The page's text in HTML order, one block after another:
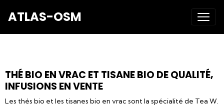
ATLAS-OSM
THÉ BIO EN VRAC ET TISANE BIO DE QUALITÉ,
INFUSIONS EN VENTE
Les thés bio et les tisanes bio en vrac sont la spécialité de Tea W.